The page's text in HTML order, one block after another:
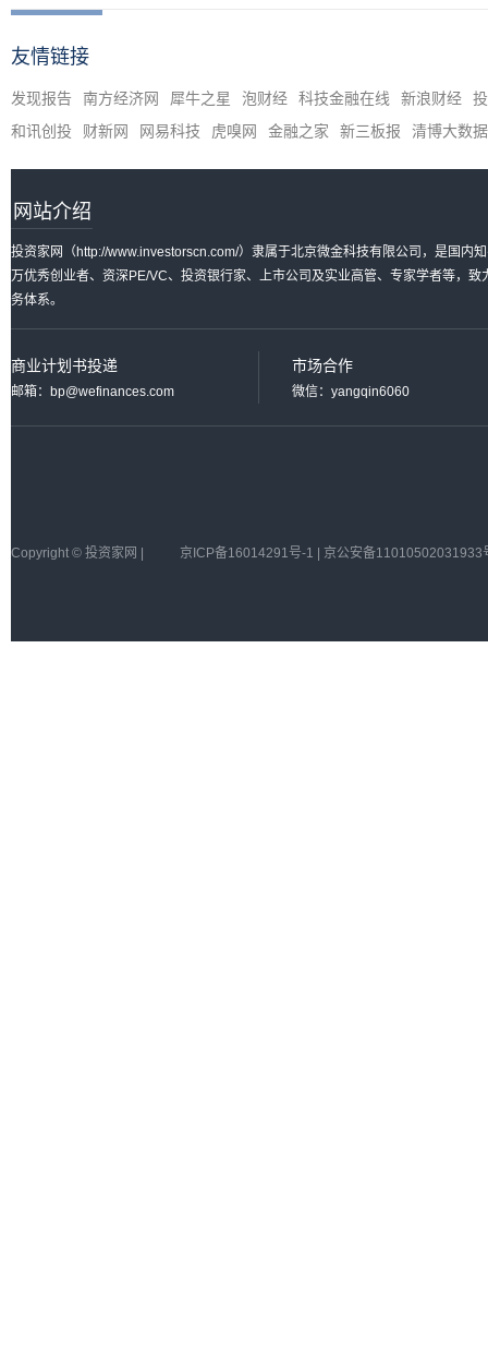
友情链接
发现报告 南方经济网 犀牛之星 泡财经 科技金融在线 新浪财经
和讯创投
财新网 网易科技 虎嗅网 金融之家 新三板报 清博大数据
网站介绍
投资家网（http://www.investorscn.com/）隶属于北京微金科技有限公司，是国内
万优秀创业者、资深PE/VC、投资银行家、上市公司及实业高管、专家学者等，
务体系。
商业计划书投递
邮箱：bp@wefinances.com
市场合作
微信：yangqin6060
Copyright © 投资家网 | 京ICP备16014291号-1 | 京公安备11010502031933